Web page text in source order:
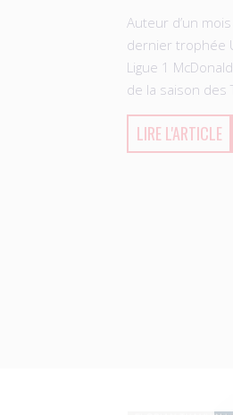
Auteur d’un
dernier trophée
Ligue 1
de la saison des
LIRE L'ARTICLE